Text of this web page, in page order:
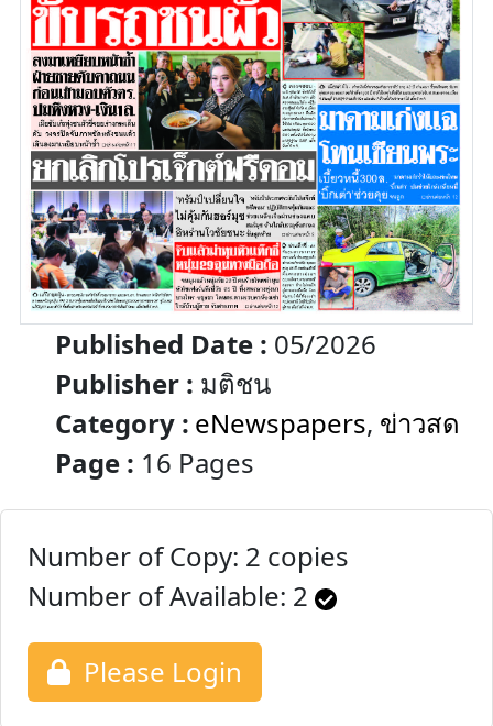
Published Date : 05/2026
Publisher : มติชน
Category : eNewspapers, ข่าวสด
Page : 16 Pages
Number of Copy: 2 copies
Number of Available: 2
Please Login